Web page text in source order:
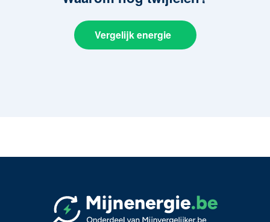
Vergelijk energie